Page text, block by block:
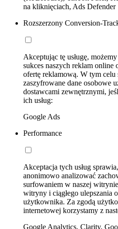
na kliknięciach, Ads Defender
Rozszerzony Conversion-
Akceptując tę usługę,
sukces naszych reklam online
ofertę reklamową. W tym
zaszyfrowane dane osobowe
dostawcami zewnętrznymi,
ich usług:
Google Ads
Performance
Akceptacja tych usług
anonimowo analizować
surfowaniem w naszej
witryny i ciągłego ulepszania
użytkownika. Za zgodą
internetowej korzystamy z
Google Analytics, Clarity,